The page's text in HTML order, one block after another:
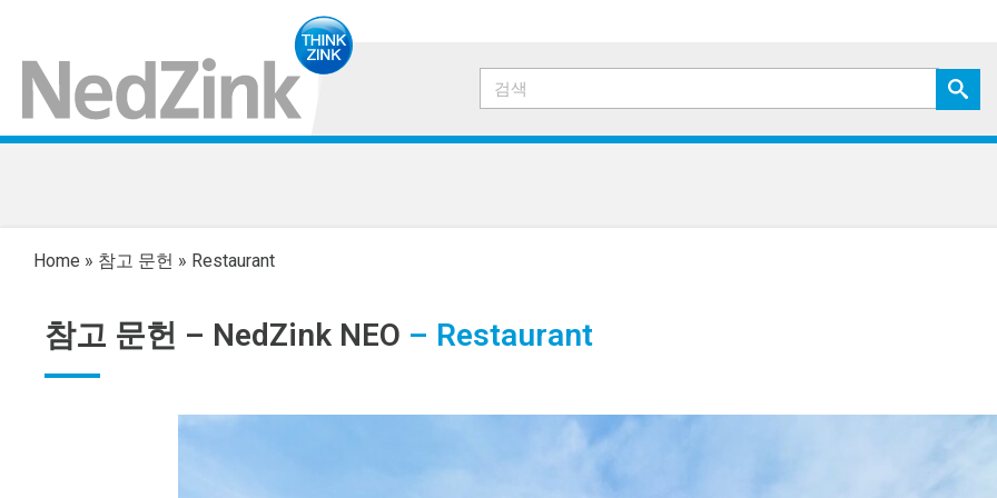
Home » 참고 문헌 » Restaurant
참고 문헌 – NedZink NEO – Restaurant